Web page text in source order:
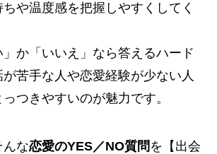
や温度感を把握しやすくしてく
か「いいえ」なら答えるハード
苦手な人や恋愛経験が少ない人
つきやすいのが魅力です。
んな恋愛のYES／NO質問 を【出会